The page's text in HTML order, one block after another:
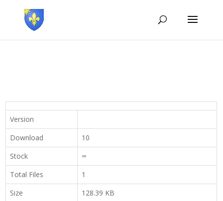
Version
Download
10
Stock
∞
Total Files
1
Size
128.39 KB